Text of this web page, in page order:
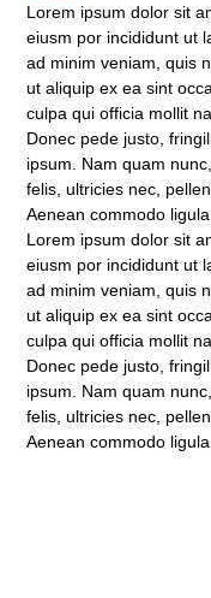
Lorem ipsum dolor sit
eiusm por incididunt ut
ad minim veniam, quis
ut aliquip ex ea sint
culpa qui officia mollit
Donec pede justo,
ipsum. Nam quam
felis, ultricies nec,
Aenean commodo
Lorem ipsum dolor sit
eiusm por incididunt ut
ad minim veniam, quis
ut aliquip ex ea sint
culpa qui officia mollit
Donec pede justo,
ipsum. Nam quam
felis, ultricies nec,
Aenean commodo